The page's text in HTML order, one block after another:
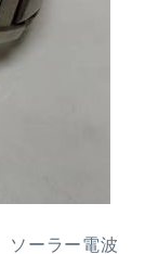
ソーラー電波